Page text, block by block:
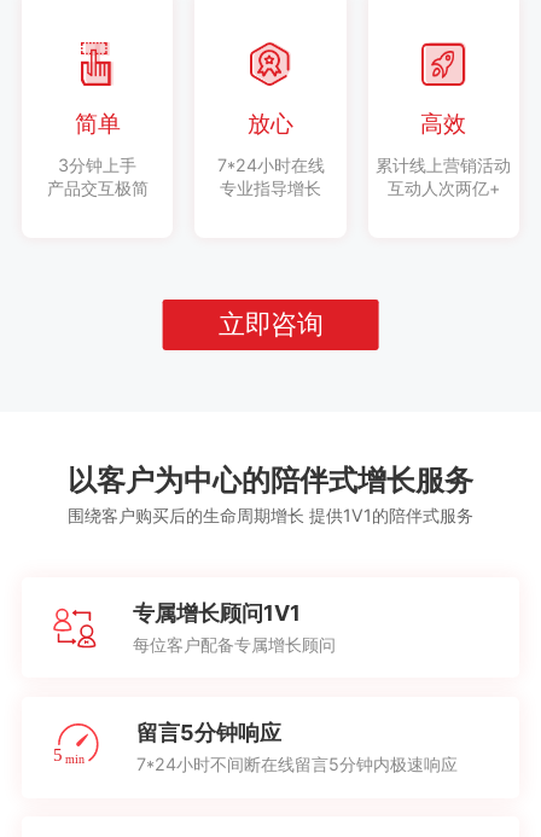
简单
3分钟上手
产品交互极简
放心
7*24小时在线
专业指导增长
高效
累计线上营销活动
互动人次两亿+
立即咨询
以客户为中心的陪伴式增长服务
围绕客户购买后的生命周期增长 提供1V1的陪伴式服务
专属增长顾问1V1
每位客户配备专属增长顾问
留言5分钟响应
7*24小时不间断在线留言5分钟内极速响应